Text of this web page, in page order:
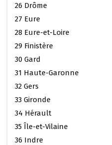
26 Drôme
27 Eure
28 Eure-et-Loire
29 Finistère
30 Gard
31 Haute-Garonne
32 Gers
33 Gironde
34 Hérault
35 Île-et-Vilaine
36 Indre